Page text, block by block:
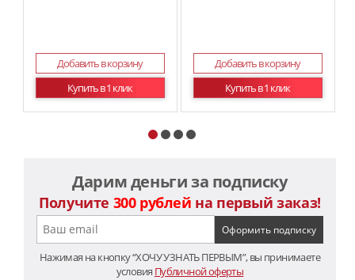
Добавить в корзину
Купить в 1 клик
Добавить в корзину
Купить в 1 клик
Дарим деньги за подписку
Получите 300 рублей на первый заказ!
Нажимая на кнопку “ХОЧУ УЗНАТЬ ПЕРВЫМ”, вы принимаете
условия Публичной оферты